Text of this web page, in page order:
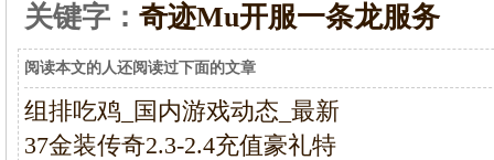
关键字： 奇迹Mu开服一条龙服务
阅读本文的人还阅读过下面的文章
组排吃鸡_国内游戏动态_最新
37金装传奇2.3-2.4充值豪礼特